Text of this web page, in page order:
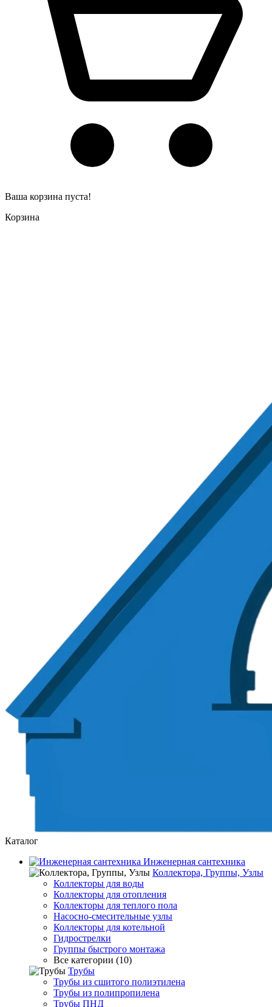
Ваша корзина пуста!
Корзина
Каталог
Инженерная сантехника
Коллектора, Группы, Узлы
Коллекторы для воды
Коллекторы для отопления
Коллекторы для теплого пола
Насосно-смесительные узлы
Коллекторы для котельной
Гидрострелки
Группы быстрого монтажа
Все категории (10)
Трубы
Трубы из сшитого полиэтилена
Трубы из полипропилена
Трубы ПНД